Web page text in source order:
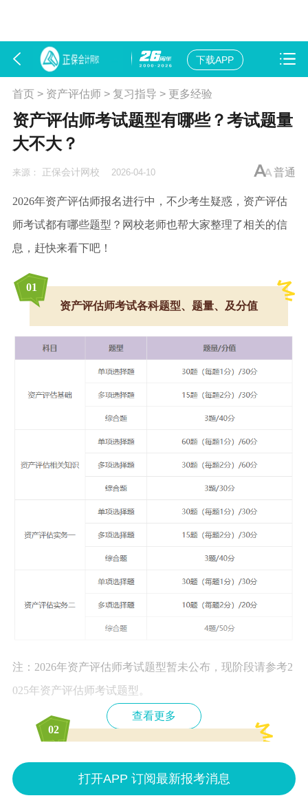
下载APP
首页> 资产评估师> 复习指导 > 更多经验
资产评估师考试题型有哪些？考试题量
大不大？
来源： 正保会计网校 2026-04-10 普通
2026年资产评估师报名进行中，不少考生疑惑，资产评估
师考试都有哪些题型？网校老师也帮大家整理了相关的信
息，赶快来看下吧！
01
资产评估师考试各科题型、题量、及分值
注：2026年资产评估师考试题型暂未公布，现阶段请参考2
025年资产评估师考试题型。
02
一、单项选择题
查看更多
打开APP 订阅最新报考消息